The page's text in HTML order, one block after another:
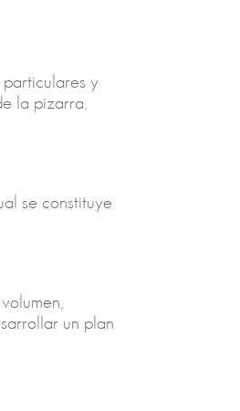
y
la pizarra,
se constituye
un plan